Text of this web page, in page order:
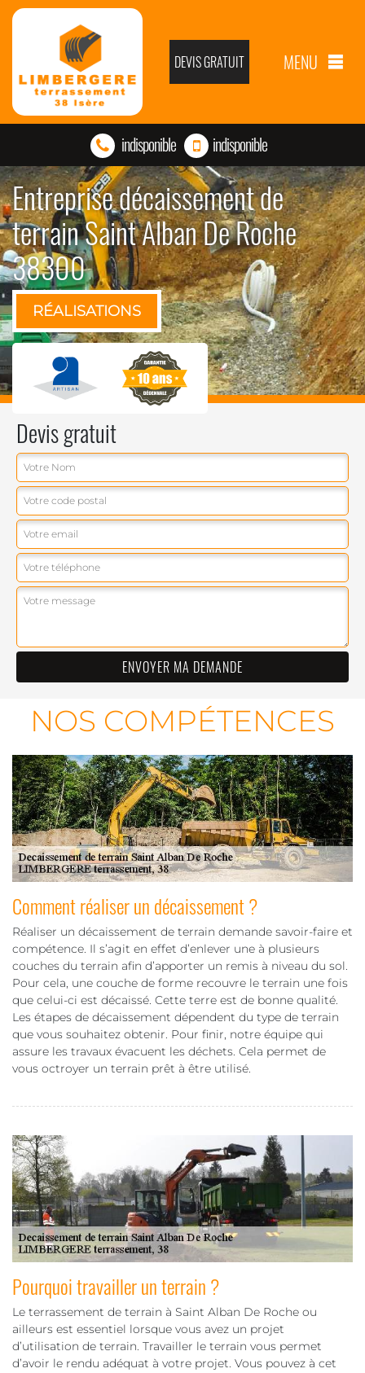
DEVIS GRATUIT MENU
indisponible indisponible
Entreprise décaissement de
terrain Saint Alban De Roche
38300
RÉALISATIONS
Devis gratuit
NOS COMPÉTENCES
Comment réaliser un décaissement ?
Réaliser un décaissement de terrain demande savoir-faire et
compétence. Il s’agit en effet d’enlever une à plusieurs
couches du terrain afin d’apporter un remis à niveau du sol.
Pour cela, une couche de forme recouvre le terrain une fois
que celui-ci est décaissé. Cette terre est de bonne qualité.
Les étapes de décaissement dépendent du type de terrain
que vous souhaitez obtenir. Pour finir, notre équipe qui
assure les travaux évacuent les déchets. Cela permet de
vous octroyer un terrain prêt à être utilisé.
Pourquoi travailler un terrain ?
Le terrassement de terrain à Saint Alban De Roche ou
ailleurs est essentiel lorsque vous avez un projet
d’utilisation de terrain. Travailler le terrain vous permet
d’avoir le rendu adéquat à votre projet. Vous pouvez à cet